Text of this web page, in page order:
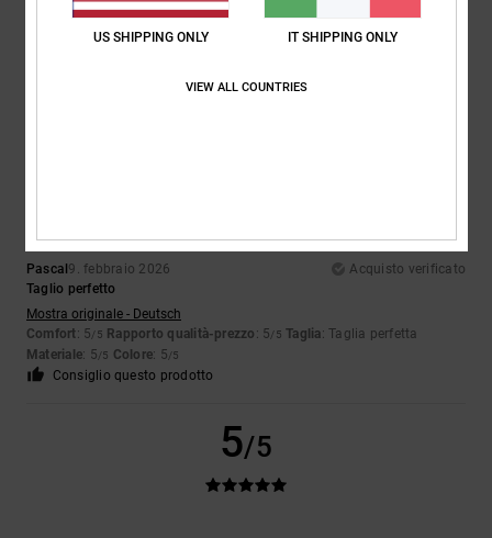
Verdeeeee
Mostra originale - Deutsch
Pascal 9. febbraio 2026
Acquisto verificato
Taglio perfetto
Mostra originale - Deutsch
Comfort: 5/5 Rapporto qualità-prezzo : 5/5 Taglia: Taglia perfetta
Materiale: 5/5 Colore: 5/5
Consiglio questo prodotto
5/5
US SHIPPING ONLY IT SHIPPING ONLY
VIEW ALL COUNTRIES